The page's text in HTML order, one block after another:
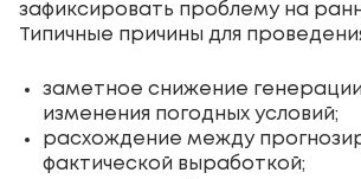
зафиксировать проблему на
Типичные причины для
заметное снижение
изменения погодных условий;
расхождение между
фактической выработкой;